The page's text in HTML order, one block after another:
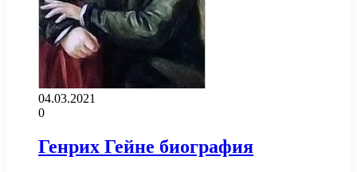
04.03.2021
0
Генрих Гейне биография